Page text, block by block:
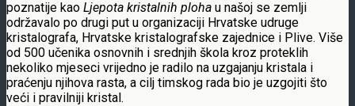
poznatije kao Ljepota kristalnih ploha u našoj se zemlji
održavalo po drugi put u organizaciji Hrvatske udruge
kristalografa, Hrvatske kristalografske zajednice i Plive. Više
od 500 učenika osnovnih i srednjih škola kroz proteklih
nekoliko mjeseci vrijedno je radilo na uzgajanju kristala i
praćenju njihova rasta, a cilj timskog rada bio je uzgojiti što
veći i pravilniji kristal.